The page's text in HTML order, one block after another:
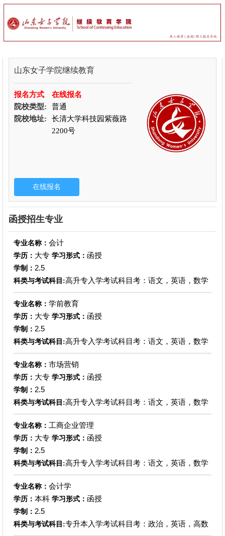
山东女子学院继续教育
报名方式
在线报名
院校类型:
普通
院校地址:
长清大学科技园紫薇路
2200号
函授招生专业
专业名称： 会计
学历： 大专 学习形式： 函授
学制： 2.5
科类与考试科目:高升专入学考试科目考：语文，英语，数学
专业名称： 学前教育
学历： 大专 学习形式： 函授
学制： 2.5
科类与考试科目:高升专入学考试科目考：语文，英语，数学
专业名称： 市场营销
学历： 大专 学习形式： 函授
学制： 2.5
科类与考试科目:高升专入学考试科目考：语文，英语，数学
专业名称： 工商企业管理
学历： 大专 学习形式： 函授
学制： 2.5
科类与考试科目:高升专入学考试科目考：语文，英语，数学
专业名称： 会计学
学历： 本科 学习形式： 函授
学制： 2.5
科类与考试科目:专升本入学考试科目考：政治，英语，高数